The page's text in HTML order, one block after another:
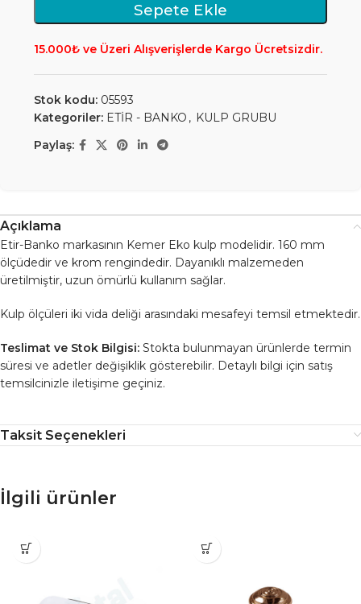
Sepete Ekle
15.000₺ ve Üzeri Alışverişlerde Kargo Ücretsizdir.
Stok kodu: 05593
Kategoriler: ETİR - BANKO , KULP GRUBU
Paylaş:
Açıklama
Etir-Banko markasının Kemer Eko kulp modelidir. 160 mm
ölçüdedir ve krom rengindedir. Dayanıklı malzemeden
üretilmiştir, uzun ömürlü kullanım sağlar.
Kulp ölçüleri iki vida deliği arasındaki mesafeyi temsil etmektedir.
Teslimat ve Stok Bilgisi: Stokta bulunmayan ürünlerde termin
süresi ve adetler değişiklik gösterebilir. Detaylı bilgi için satış
temsilcinizle iletişime geçiniz.
Taksit Seçenekleri
İlgili ürünler